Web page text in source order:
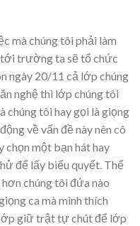
mà chúng tôi phải làm
trường ta sẽ tổ chức
ngày 20/11 cả lớp chúng
nghệ thì lớp chúng tôi
chúng tôi hay gọi là giọng
về vấn đề này nên cô
chọn một bạn hát hay
để lấy biểu quyết. Thế
chúng tôi đứa nào
ca mà mình thích
giữ trật tự chút để lớp